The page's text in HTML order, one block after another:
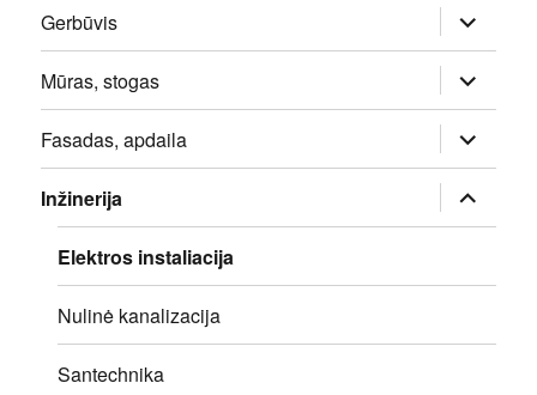
Gerbūvis išskleisti
sub-
meniu
Mūras, stogas
išskleisti
sub-
meniu
Fasadas, apdaila
išskleisti
sub-
meniu
Inžinerija
išskleisti
sub-
meniu
Elektros instaliacija
Nulinė kanalizacija
Santechnika